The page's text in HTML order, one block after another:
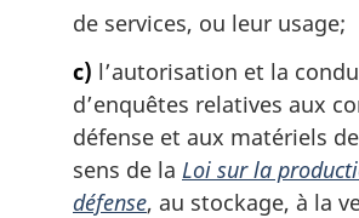
de services, ou leur usage;
c) l’autorisation et la
d’enquêtes relatives aux
défense et aux matériels
sens de la Loi sur la
défense, au stockage, à la